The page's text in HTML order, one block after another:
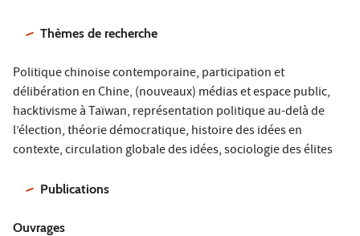
Thèmes de recherche
Politique chinoise contemporaine, participation et
délibération en Chine, (nouveaux) médias et espace public,
hacktivisme à Taïwan, représentation politique au-delà de
l’élection, théorie démocratique, histoire des idées en
contexte, circulation globale des idées, sociologie des élites
Publications
Ouvrages